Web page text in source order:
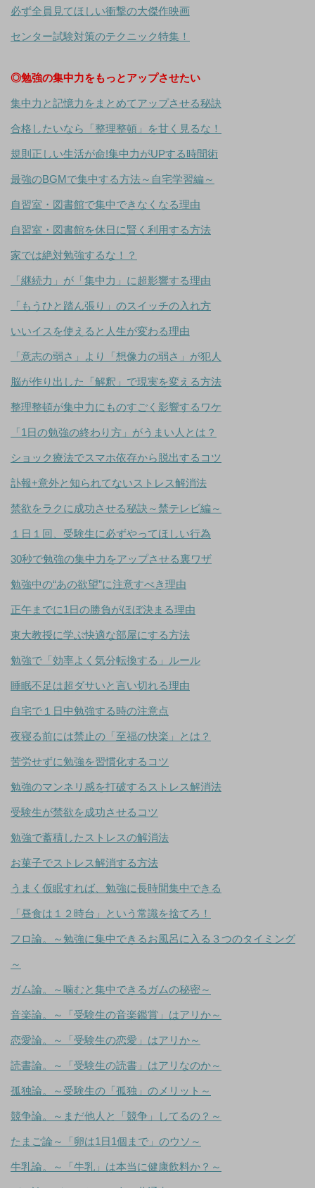
必ず全員見てほしい衝撃の大傑作映画
センター試験対策のテクニック特集！
◎勉強の集中力をもっとアップさせたい
集中力と記憶力をまとめてアップさせる秘訣
合格したいなら「整理整頓」を甘く見るな！
規則正しい生活が命!集中力がUPする時間術
最強のBGMで集中する方法～自宅学習編～
自習室・図書館で集中できなくなる理由
自習室・図書館を休日に賢く利用する方法
家では絶対勉強するな！？
「継続力」が「集中力」に超影響する理由
「もうひと踏ん張り」のスイッチの入れ方
いいイスを使えると人生が変わる理由
「意志の弱さ」より「想像力の弱さ」が犯人
脳が作り出した「解釈」で現実を変える方法
整理整頓が集中力にものすごく影響するワケ
「1日の勉強の終わり方」がうまい人とは？
ショック療法でスマホ依存から脱出するコツ
訃報+意外と知られてないストレス解消法
禁欲をラクに成功させる秘訣～禁テレビ編～
１日１回、受験生に必ずやってほしい行為
30秒で勉強の集中力をアップさせる裏ワザ
勉強中の“あの欲望”に注意すべき理由
正午までに1日の勝負がほぼ決まる理由
東大教授に学ぶ快適な部屋にする方法
勉強で「効率よく気分転換する」ルール
睡眠不足は超ダサいと言い切れる理由
自宅で１日中勉強する時の注意点
夜寝る前には禁止の「至福の快楽」とは？
苦労せずに勉強を習慣化するコツ
勉強のマンネリ感を打破するストレス解消法
受験生が禁欲を成功させるコツ
勉強で蓄積したストレスの解消法
お菓子でストレス解消する方法
うまく仮眠すれば、勉強に長時間集中できる
「昼食は１２時台」という常識を捨てろ！
フロ論。～勉強に集中できるお風呂に入る３つのタイミング
～
ガム論。～噛むと集中できるガムの秘密～
音楽論。～「受験生の音楽鑑賞」はアリか～
恋愛論。～「受験生の恋愛」はアリか～
読書論。～「受験生の読書」はアリなのか～
孤独論。～受験生の「孤独」のメリット～
競争論。～まだ他人と「競争」してるの？～
たまご論～「卵は1日1個まで」のウソ～
牛乳論。～「牛乳」は本当に健康飲料か？～